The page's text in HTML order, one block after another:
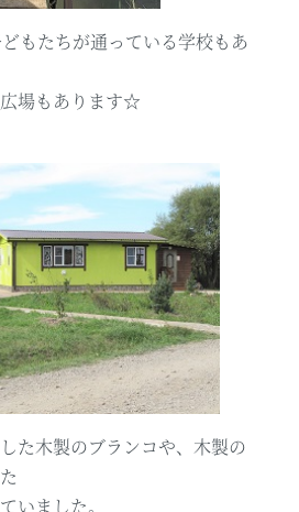
もたちが通っている学校もあ
場もあります☆
た木製のブランコや、木製の
いました。